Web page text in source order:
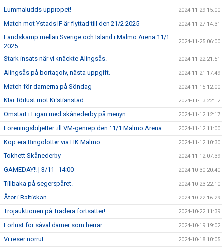
Lummaludds uppropet! 2024-11-29 15:00
Match mot Ystads IF är flyttad till den 21/2 2025 2024-11-27 14:31
Landskamp mellan Sverige och Island i Malmö Arena 11/1
2025
2024-11-25 06:00
Stark insats när vi knäckte Alingsås. 2024-11-22 21:51
Alingsås på bortagolv, nästa uppgift. 2024-11-21 17:49
Match för damerna på Söndag 2024-11-15 12:00
Klar förlust mot Kristianstad. 2024-11-13 22:12
Omstart i Ligan med skånederby på menyn. 2024-11-12 12:17
Föreningsbiljetter till VM-genrep den 11/1 Malmö Arena 2024-11-12 11:00
Köp era Bingolotter via HK Malmö 2024-11-12 10:30
Tokhett Skånederby 2024-11-12 07:39
GAMEDAY!! | 3/11 | 14:00 2024-10-30 20:40
Tillbaka på segerspåret. 2024-10-23 22:10
Åter i Baltiskan. 2024-10-22 16:29
Tröjauktionen på Tradera fortsätter! 2024-10-22 11:39
Förlust för såväl damer som herrar. 2024-10-19 19:02
Vi reser norrut. 2024-10-18 10:05